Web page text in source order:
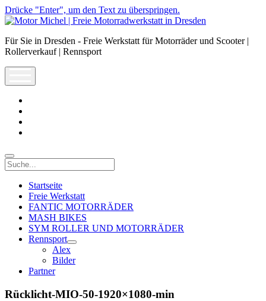
Drücke "Enter", um den Text zu überspringen.
Motor
|
Freie
Dresden
Für Sie in Dresden - Freie Werkstatt für Motorräder und Scooter |
Rollerverkauf | Rennsport
Suche
Startseite
Freie Werkstatt
FANTIC MOTORRÄDER
MASH BIKES
SYM ROLLER UND MOTORRÄDER
Rennsport
open
menu
Alex
Bilder
Partner
Rücklicht-MIO-50-1920×1080-min